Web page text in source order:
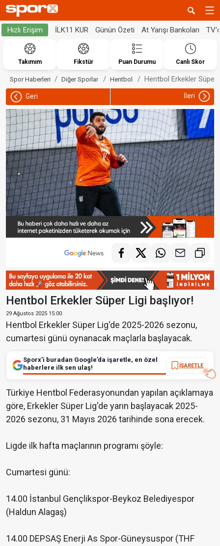
Hızlı Erişim İLK11 KUR Günün Özeti At Yarışı Bankoları
Takımım Fikstür Puan Durumu Canlı Skor
Spor Haberleri Diğer Sporlar Hentbol Hentbol Erkekler Süper
Geri İleri
Hentbol Erkekler Süper Ligi başlıyor!
29 Ağustos 2025 15:00
Hentbol Erkekler Süper Lig'de 2025-2026 sezonu,
cumartesi günü oynanacak maçlarla başlayacak.
Sporx’i buradan Google’da işaretle, en özel
haberlere ilk sen ulaş!
İŞARETLE
Türkiye Hentbol Federasyonundan yapılan açıklamaya
göre, Erkekler Süper Lig'de yarın başlayacak 2025-
2026 sezonu, 31 Mayıs 2026 tarihinde sona erecek.
Ligde ilk hafta maçlarının programı şöyle:
Cumartesi günü:
14.00 İstanbul Gençlikspor-Beykoz Belediyespor
(Haldun Alagaş)
14.00 DEPSAŞ Enerji As Spor-Güneysuspor (THF